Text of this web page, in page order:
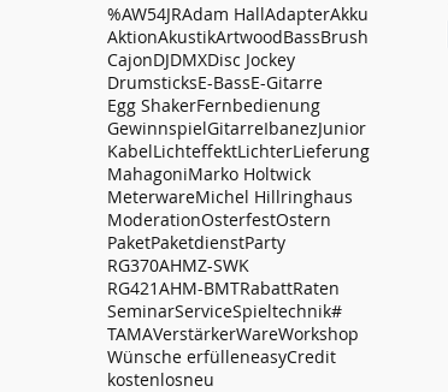
%AW54JRAdam HallAdapterAkku
AktionAkustikArtwoodBassBrush
CajonDJDMXDisc Jockey
DrumsticksE-BassE-Gitarre
Egg ShakerFernbedienung
GewinnspielGitarreIbanezJunior
KabelLichteffektLichterLieferung
MahagoniMarko Holtwick
MeterwareMichel Hillringhaus
ModerationOsterfestOstern
PaketPaketdienstParty
RG370AHMZ-SWK
RG421AHM-BMTRabattRaten
SeminarServiceSpieltechnik#
TAMAVerstärkerWareWorkshop
Wünsche erfülleneasyCredit
kostenlosneu